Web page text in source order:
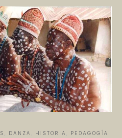
DANZA HISTORIA PEDAGOGÍA